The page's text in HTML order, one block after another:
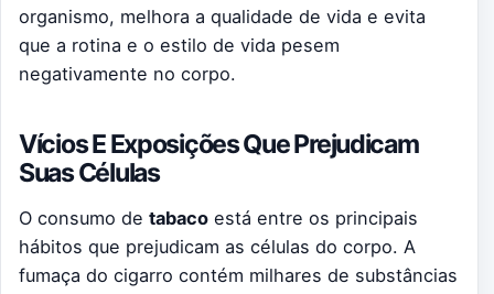
organismo, melhora a qualidade de vida e evita
que a rotina e o estilo de vida pesem
negativamente no corpo.
Vícios E Exposições Que Prejudicam
Suas Células
O consumo de tabaco está entre os principais
hábitos que prejudicam as células do corpo. A
fumaça do cigarro contém milhares de substâncias